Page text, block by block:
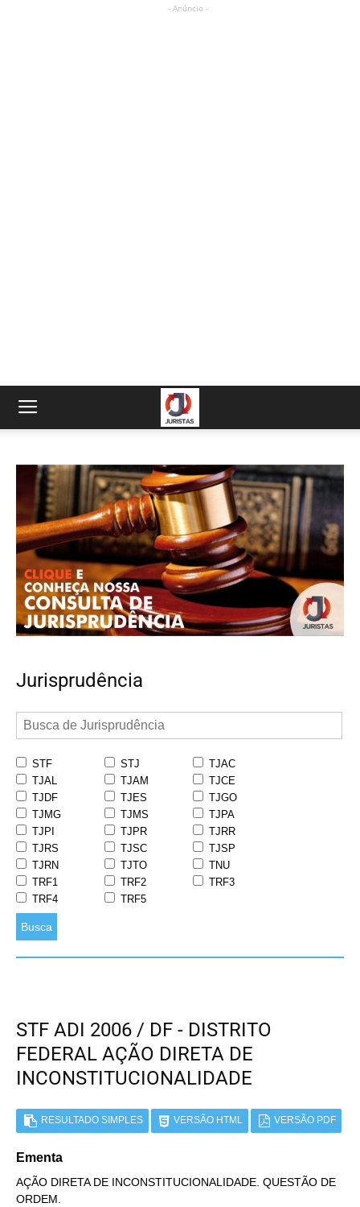
- Anúncio -
Jurisprudência
STF STJ
TJAC
TJAL
TJAM
TJCE
TJDF
TJES
TJGO
TJMG
TJMS
TJPA
TJPI
TJPR
TJRR
TJRS
TJSC
TJSP
TJRN
TJTO
TNU
TRF1
TRF2
TRF3
TRF4
TRF5
Busca
STF ADI 2006 / DF - DISTRITO
FEDERAL AÇÃO DIRETA DE
INCONSTITUCIONALIDADE
RESULTADO SIMPLES VERSÃO HTML VERSÃO PDF
Ementa
AÇÃO DIRETA DE INCONSTITUCIONALIDADE. QUESTÃO DE
ORDEM.